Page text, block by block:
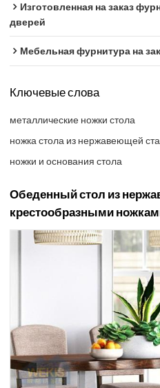
Изготовленная на заказ
дверей
Мебельная фурнитура на
Ключевые слова
металлические ножки стола
ножка стола из нержавеющей
ножки и основания стола
Обеденный стол из
крестообразными